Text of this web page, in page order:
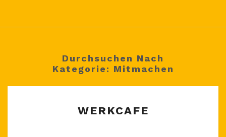
Durchsuchen Nach
Kategorie: Mitmachen
WERKCAFE